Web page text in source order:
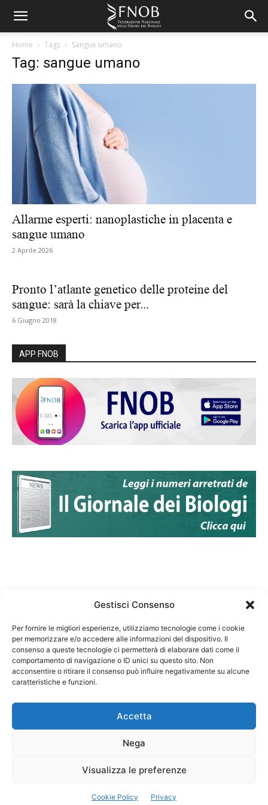
Gestisci Consenso
Per fornire le migliori esperienze, utilizziamo tecnologie come i cookie
per memorizzare e/o accedere alle informazioni del dispositivo. Il
consenso a queste tecnologie ci permetterà di elaborare dati come il
comportamento di navigazione o ID unici su questo sito. Non
acconsentire o ritirare il consenso può influire negativamente su alcune
caratteristiche e funzioni.
Accetta
Nega
Visualizza le preferenze
Cookie Policy Privacy
Home Tags Sangue umano
Tag: sangue umano
Allarme esperti: nanoplastiche in placenta e
sangue umano
2 Aprile 2026
Pronto l’atlante genetico delle proteine del
sangue: sarà la chiave per...
6 Giugno 2018
APP FNOB
Federazione Nazionale Degli Ordini dei Biologi:
codice fiscale 80069130583
Responsabile sito internet www.fnob.it: Vincenzo
Privacy Policy Cookie Policy
Rights Reserved.